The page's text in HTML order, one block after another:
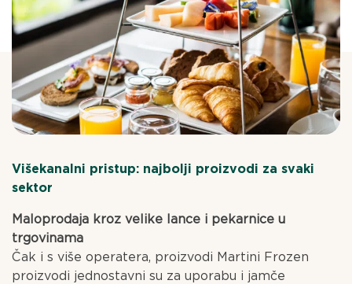
Višekanalni pristup: najbolji proizvodi za svaki
sektor
Maloprodaja kroz velike lance i pekarnice u
trgovinama
Čak i s više operatera, proizvodi Martini Frozen
proizvodi jednostavni su za uporabu i jamče